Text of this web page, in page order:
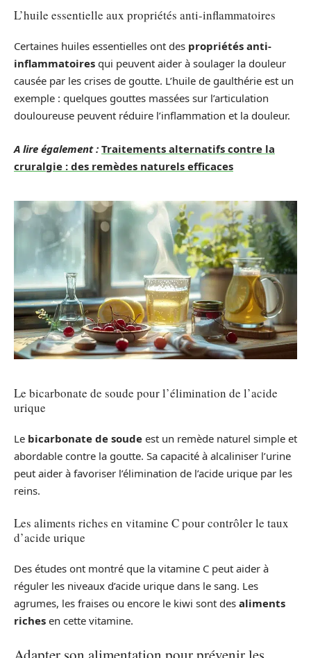
L’huile essentielle aux propriétés anti-inflammatoires
Certaines huiles essentielles ont des propriétés anti-
inflammatoires qui peuvent aider à soulager la douleur
causée par les crises de goutte. L’huile de gaulthérie est un
exemple : quelques gouttes massées sur l’articulation
douloureuse peuvent réduire l’inflammation et la douleur.
A lire également : Traitements alternatifs contre la
cruralgie : des remèdes naturels efficaces
Le bicarbonate de soude pour l’élimination de l’acide
urique
Le bicarbonate de soude est un remède naturel simple et
abordable contre la goutte. Sa capacité à alcaliniser l’urine
peut aider à favoriser l’élimination de l’acide urique par les
reins.
Les aliments riches en vitamine C pour contrôler le taux
d’acide urique
Des études ont montré que la vitamine C peut aider à
réguler les niveaux d’acide urique dans le sang. Les
agrumes, les fraises ou encore le kiwi sont des aliments
riches en cette vitamine.